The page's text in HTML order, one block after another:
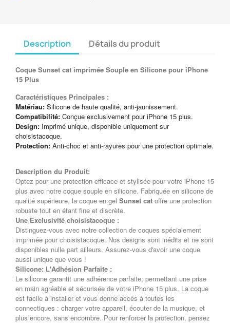
Description Détails du produit
Coque Sunset cat imprimée Souple en Silicone pour iPhone
15 Plus
Caractéristiques Principales :
Matériau: Silicone de haute qualité, anti-jaunissement.
Compatibilité: Conçue exclusivement pour iPhone 15 plus.
Design: Imprimé unique, disponible uniquement sur
choisistacoque.
Protection: Anti-choc et anti-rayures pour une protection optimale.
Description du Produit:
Optez pour une protection efficace et stylisée pour votre iPhone 15
plus avec notre coque souple en silicone. Fabriquée en silicone de
qualité supérieure, la coque en gel Sunset cat offre une protection
robuste tout en étant fine et discrète.
Une Exclusivité choisistacoque :
Distinguez-vous avec notre collection de coques spécialement
imprimée pour choisistacoque. Nos designs sont inédits et ne sont
disponibles nulle part ailleurs. Assurez-vous d'avoir une coque
aussi unique que vous !
Silicone: L'Adhésion Parfaite :
Le silicone garantit une adhérence parfaite, permettant une prise
en main agréable et sécurisée de votre iPhone 15 plus. La coque
est facile à installer et vous donne accès à toutes les
connectiques : charger votre appareil, écouter de la musique, et
plus encore, sans encombre. Pour renforcer la protection, pensez